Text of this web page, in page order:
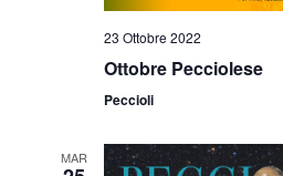
23 Ottobre 2022
Ottobre Pecciolese
Peccioli
MAR